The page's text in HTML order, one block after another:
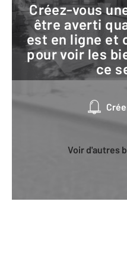
Créez-vous une alerte mail pour
être averti
est en ligne et
pour voir les
ce
Voir d'autres